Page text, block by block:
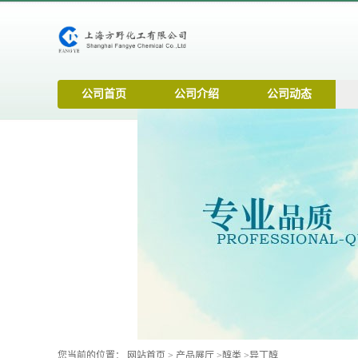
公司首页 公司介绍 公司动态
您当前的位置： 网站首页 > 产品展厅 >醇类 >异丁醇